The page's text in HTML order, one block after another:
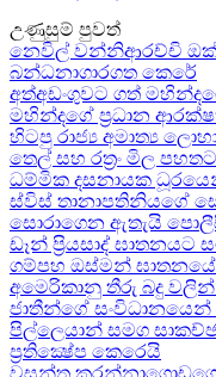
උණුසුම් පුවත්
නෙවිල් වන්නිආරච්චි
බන්ධනාගාරගත කෙරේ
අත්අඩංගුවට ගත්
මහින්දගේ ප්‍රධාන
හිටපු රාජ්‍ය අමාත්‍ය
තෙල් සහ රත්‍රං මිල පහතට
ධම්මික දසනායක
ස්විස් තානාපතිනියගේ
සොරාගෙන ඇතැයි
ඩෑන් ප්‍රියසාද්
ගම්පහ ඔස්මන්
අමෙරිකානු තීරු බදු
ජාතීන්ගේ
පිල්ලෙයාන් සමග
ප්‍රතික්‍ෂේප කෙරෙයි
වසන්ත